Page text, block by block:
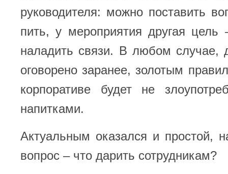
руководителя: можно поставить
пить, у мероприятия другая цель
наладить связи. В любом случае,
оговорено заранее, золотым
корпоративе будет не
напитками.
Актуальным оказался и простой,
вопрос – что дарить сотрудникам?